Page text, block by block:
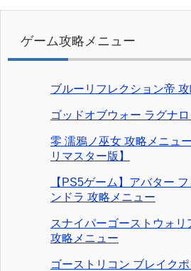
ゲーム攻略メニュー
ブルーリフレクション帝
ゴッドオブウォー ラグナ
零 濡鴉ノ巫女 攻略メニュ
リマスター版】
【PS5ゲーム】アバター
ンドラ 攻略メニュー
スナイパーゴーストウォ
攻略メニュー
ゴーストリコン ブレイク